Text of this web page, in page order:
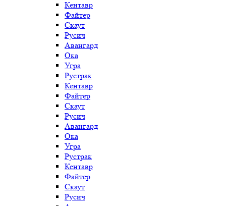
Кентавр
Файтер
Скаут
Русич
Авангард
Ока
Угра
Рустрак
Кентавр
Файтер
Скаут
Русич
Авангард
Ока
Угра
Рустрак
Кентавр
Файтер
Скаут
Русич